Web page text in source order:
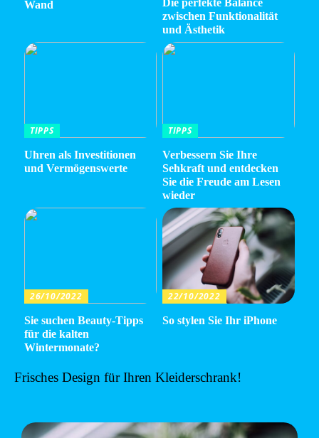
Wand
Die perfekte Balance
zwischen Funktionalität
und Ästhetik
TIPPS
Uhren als Investitionen
und Vermögenswerte
TIPPS
Verbessern Sie Ihre
Sehkraft und entdecken
Sie die Freude am Lesen
wieder
26/10/2022
Sie suchen Beauty-Tipps
für die kalten
Wintermonate?
22/10/2022
So stylen Sie Ihr iPhone
Frisches Design für Ihren Kleiderschrank!